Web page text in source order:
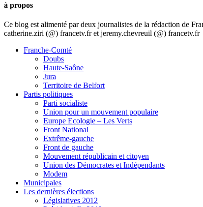
à propos
Ce blog est alimenté par deux journalistes de la rédaction de
catherine.ziri (@) francetv.fr et jeremy.chevreuil (@) francetv.fr
Franche-Comté
Doubs
Haute-Saône
Jura
Territoire de Belfort
Partis politiques
Parti socialiste
Union pour un mouvement populaire
Europe Ecologie – Les Verts
Front National
Extrême-gauche
Front de gauche
Mouvement républicain et citoyen
Union des Démocrates et Indépendants
Modem
Municipales
Les dernières élections
Législatives 2012